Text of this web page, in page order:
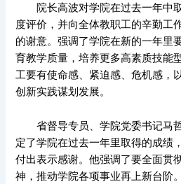
院长高波对学院在过去一年中
度评价，并向全体教职工的辛勤工
的谢意。强调了学院在新的一年里
育教学质量，培养更多高素质技能
工要有使命感、紧迫感、危机感，
创新实践谋划发展。
省督导专员、学院党委书记马
定了学院在过去一年里取得的成绩
付出表示感谢。他强调了要全面贯
神，推动学院各项事业再上新台阶